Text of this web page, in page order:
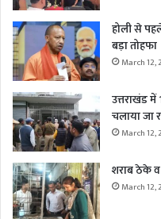
होली से
बड़ा तोहफा
March 12,
उत्तराखंड
चलाया जा
March 12,
शराब ठेके व
March 12,